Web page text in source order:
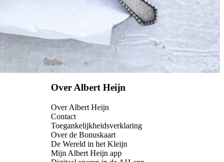
Over Albert Heijn
Over Albert Heijn
Contact
Toegankelijkheidsverklaring
Over de Bonuskaart
De Wereld in het Kleijn
Mijn Albert Heijn app